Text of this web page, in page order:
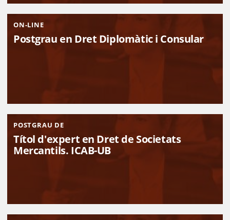
ON-LINE
Postgrau en Dret Diplomàtic i Consular
POSTGRAU DE
Títol d'expert en Dret de Societats
Mercantils. ICAB-UB